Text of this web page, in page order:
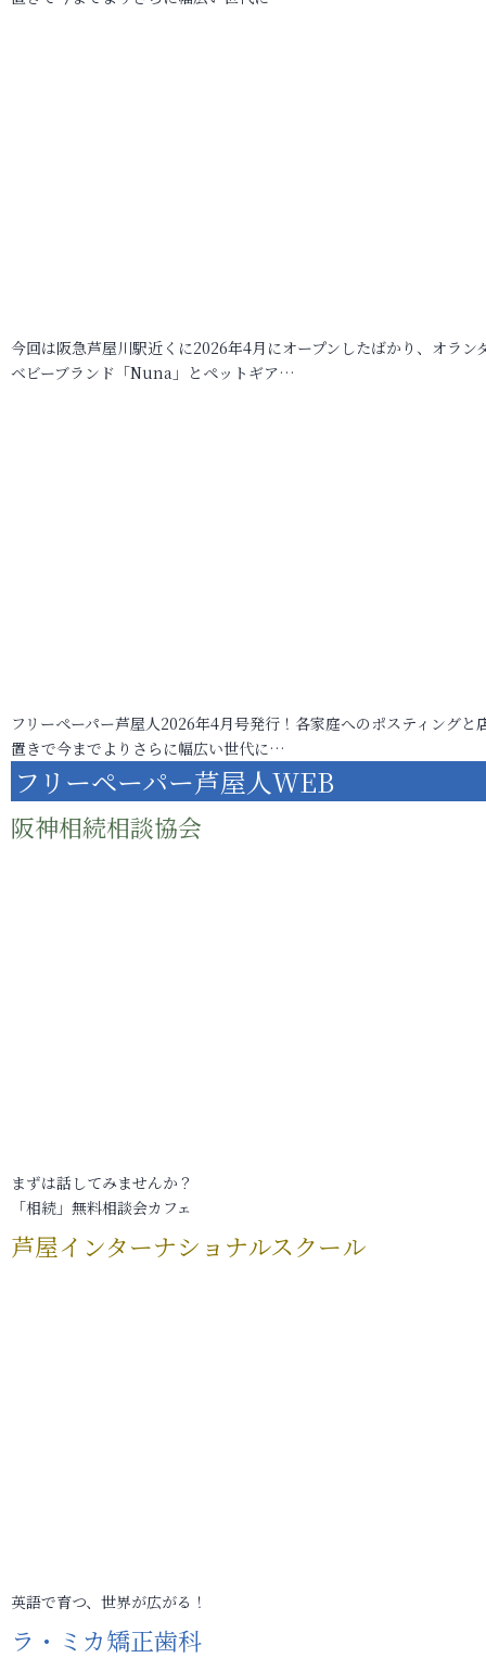
今回は阪急芦屋川駅近くに2026年4月にオープンしたばかり、オラン
ベビーブランド「Nuna」とペットギア…
フリーペーパー芦屋人2026年4月号発行！各家庭へのポスティングと
置きで今までよりさらに幅広い世代に…
フリーペーパー芦屋人WEB
阪神相続相談協会
まずは話してみませんか？
「相続」無料相談会カフェ
芦屋インターナショナルスクール
英語で育つ、世界が広がる！
ラ・ミカ矯正歯科